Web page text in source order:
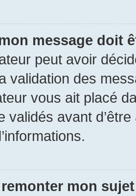
message doit
peut avoir
validation des
vous ait placé
validés avant
mon